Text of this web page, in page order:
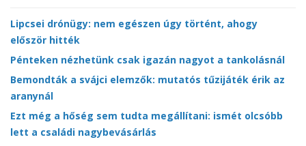
Lipcsei drónügy: nem egészen úgy történt, ahogy
először hitték
Pénteken nézhetünk csak igazán nagyot a tankolásnál
Bemondták a svájci elemzők: mutatós tűzijáték érik az
aranynál
Ezt még a hőség sem tudta megállítani: ismét olcsóbb
lett a családi nagybevásárlás